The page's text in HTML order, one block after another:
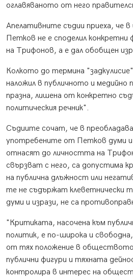
оглавяваното от него
Апелативните съдии приеха, че в
Петков не е споделил
на Трифонов, а е дал обобщен
Колкото до термина
наложил в публичното и
празна, лишена от конкретно
политическия речник".
Съдиите сочат, че в
употребените от Петков думи и
отнасят до личността на
свързват с него, са допустима
на публична длъжност или
те не съдържат клеветнически
думи и изрази, не са
"Критиката, насочена към
политик, е по-широка и
от тях положение в
публични фигури и тяхната
контролира в интерес на